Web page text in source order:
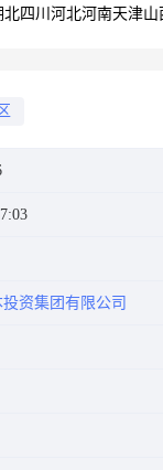
北四川 河北河南天津山
资集团有限公司